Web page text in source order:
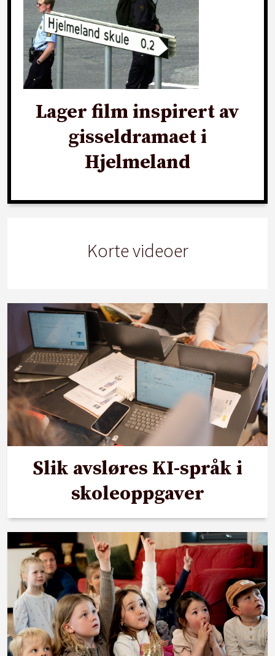
Lager film inspirert av
gisseldramaet i
Hjelmeland
Korte videoer
Slik avsløres KI-språk i
skoleoppgaver